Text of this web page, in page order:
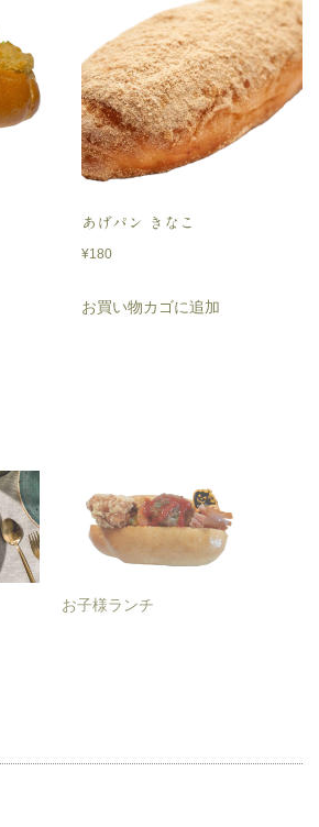
あげパン きなこ
¥180
お買い物カゴに追加
お子様ランチ